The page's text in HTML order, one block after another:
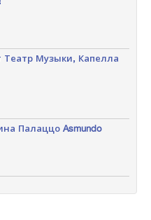
Театр Музыки, Капелла
Палаццо Asmundo